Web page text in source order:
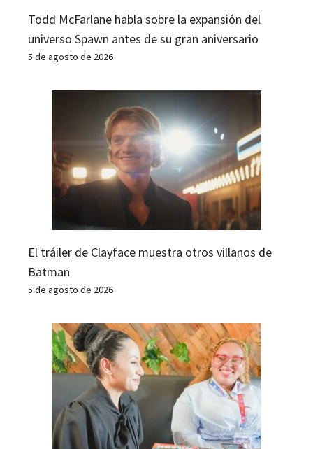
Todd McFarlane habla sobre la expansión del
universo Spawn antes de su gran aniversario
5 de agosto de 2026
El tráiler de Clayface muestra otros villanos de
Batman
5 de agosto de 2026